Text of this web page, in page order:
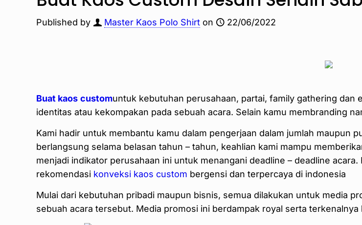
Published by Master Kaos Polo Shirt on 22/06/2022
Buat kaos customuntuk kebutuhan perusahaan, partai, family gathering
identitas atau kekompakan pada sebuah acara. Selain kamu membranding
Kami hadir untuk membantu kamu dalam pengerjaan dalam jumlah maupun
berlangsung selama belasan tahun – tahun, keahlian kami mampu
menjadi indikator perusahaan ini untuk menangani deadline – deadline
rekomendasi konveksi kaos custom bergensi dan terpercaya di indonesia
Mulai dari kebutuhan pribadi maupun bisnis, semua dilakukan untuk media
sebuah acara tersebut. Media promosi ini berdampak royal serta